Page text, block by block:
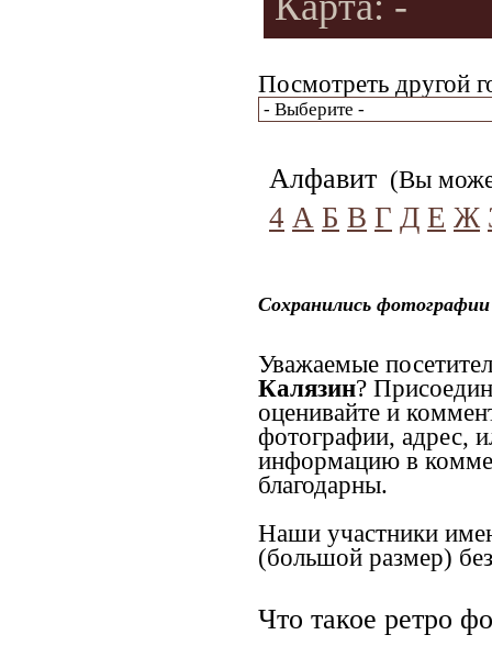
Посмотреть другой
Алфавит (Вы
4 А Б В Г Д Е Ж
Сохранились
Уважаемые
Калязин?
оценивайте и
фотографии, адрес,
информацию в
благодарны.
Наши участники
(большой размер)
Что такое ретро